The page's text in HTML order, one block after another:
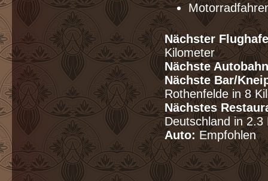
Nächster
Kilometer
Nächste
Nächste Bar/
Rothenfelde in
Nächstes
Deutschland in
Auto: Empfohlen